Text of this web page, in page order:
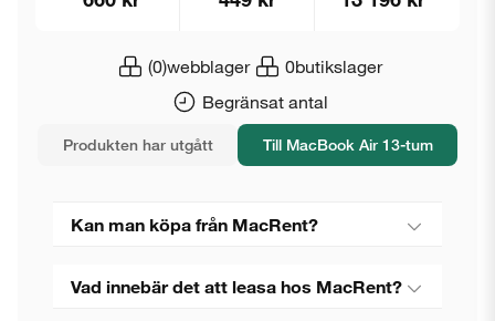
(0)webblager 0butikslager
Begränsat antal
Produkten har utgått Till MacBook Air 13-tum
Kan man köpa från MacRent?
Vad innebär det att leasa hos MacRent?